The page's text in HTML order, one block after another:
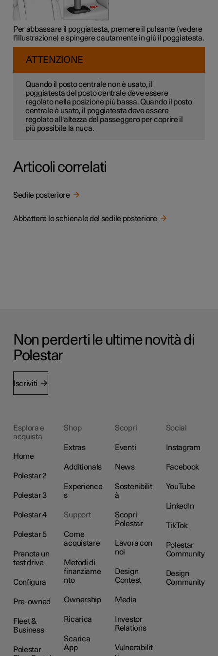
Per abbassare il poggiatesta, premere il pulsante (vedere
l'illustrazione) e spingere cautamente in giù il poggiatesta.
ATTENZIONE
Quando il posto centrale non è usato, il
poggiatesta del posto centrale deve essere
regolato nella posizione più bassa. Quando il posto
centrale è usato, il poggiatesta deve essere
regolato all'altezza del passeggero per coprire il
più possibile la nuca.
Articoli correlati
Sedile posteriore
Abbattere lo schienale del sedile posteriore
Non perderti le ultime novità di
Polestar
Iscriviti
Esplora e
acquista
Home
Polestar 2
Polestar 3
Polestar 4
Polestar 5
Prenota un
test drive
Configura
Pre-owned
Fleet &
Business
Polestar
Shop
Extras
Additionals
Experience
s
Support
Come
acquistare
Metodi di
finanziame
nto
Ownership
Ricarica
Scarica
App
Scopri
Eventi
News
Sostenibilit
à
Scopri
Polestar
Lavora con
noi
Design
Contest
Media
Investor
Relations
Vulnerabilit
Social
Instagram
Facebook
YouTube
LinkedIn
TikTok
Polestar
Community
Design
Community